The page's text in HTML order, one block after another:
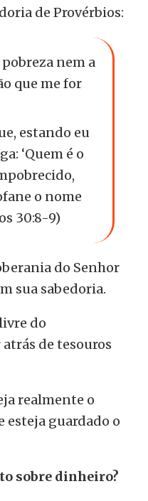
de Provérbios:
nem a
que me for
estando eu
‘Quem é o
o nome
30:8-9)
do Senhor
sua sabedoria.
do
de tesouros
realmente o
esteja guardado o
sobre dinheiro?